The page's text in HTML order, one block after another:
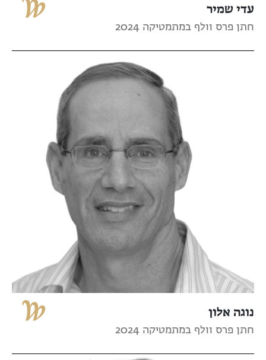
עדי שמיר
חתן פרס וולף במתמטיקה 2024
נוגה אלון
חתן פרס וולף במתמטיקה 2024